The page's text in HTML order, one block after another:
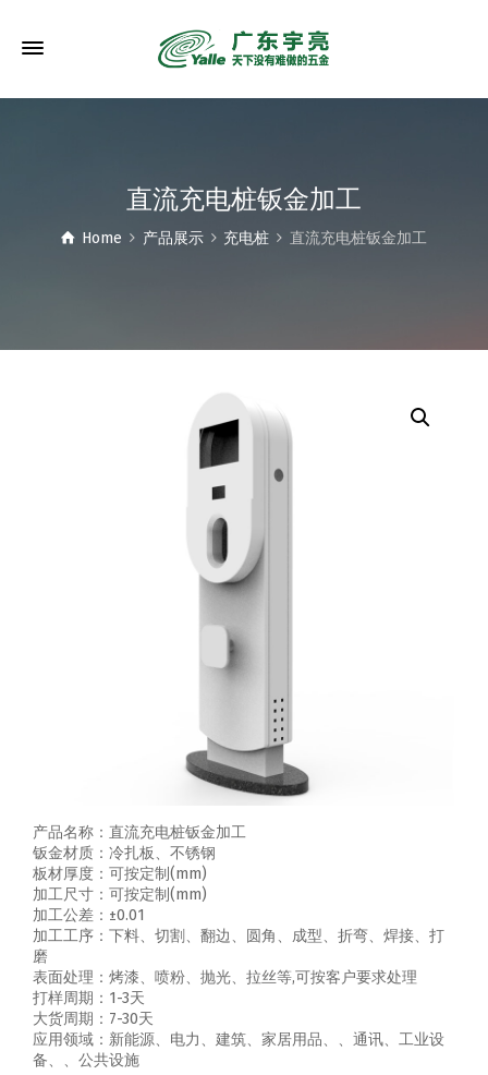
直流充电桩钣金加工
Home 产品展示 充电桩 直流充电桩钣金加工
产品名称：直流充电桩钣金加工
钣金材质：冷扎板、不锈钢
板材厚度：可按定制(mm)
加工尺寸：可按定制(mm)
加工公差：±0.01
加工工序：下料、切割、翻边、圆角、成型、折弯、焊接、打
磨
表面处理：烤漆、喷粉、抛光、拉丝等,可按客户要求处理
打样周期：1-3天
大货周期：7-30天
应用领域：新能源、电力、建筑、家居用品、、通讯、工业设
备、、公共设施